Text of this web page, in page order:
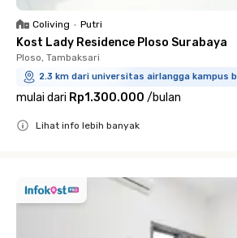
Coliving • Putri
Kost Lady Residence Ploso Surabaya
Ploso, Tambaksari
2.3 km dari universitas airlangga kampus b
mulai dari Rp1.300.000 /bulan
Lihat info lebih banyak